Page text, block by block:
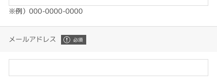
※例）000-0000-0000
メールアドレス